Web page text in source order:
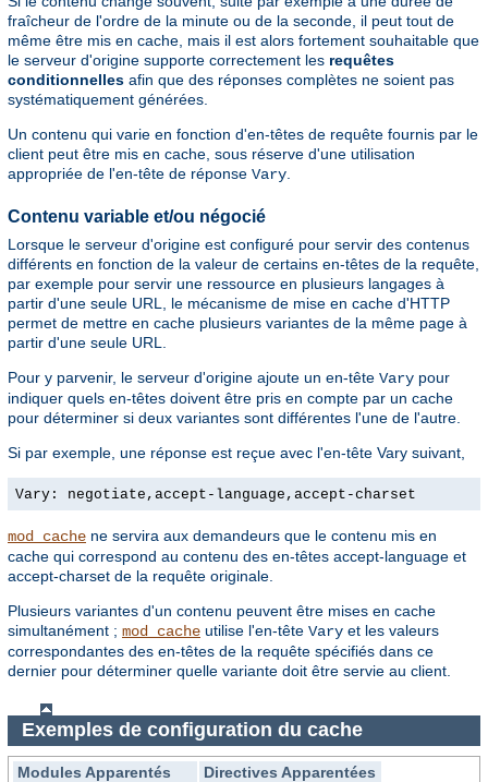
fraîcheur de l'ordre de la minute ou de la seconde, il peut tout de
même être mis en cache, mais il est alors fortement souhaitable que
le serveur d'origine supporte correctement les requêtes
conditionnelles afin que des réponses complètes ne soient pas
systématiquement générées.
Un contenu qui varie en fonction d'en-têtes de requête fournis par le
client peut être mis en cache, sous réserve d'une utilisation
appropriée de l'en-tête de réponse Vary.
Contenu variable et/ou négocié
Lorsque le serveur d'origine est configuré pour servir des contenus
différents en fonction de la valeur de certains en-têtes de la requête,
par exemple pour servir une ressource en plusieurs langages à
partir d'une seule URL, le mécanisme de mise en cache d'HTTP
permet de mettre en cache plusieurs variantes de la même page à
partir d'une seule URL.
Pour y parvenir, le serveur d'origine ajoute un en-tête Vary pour
indiquer quels en-têtes doivent être pris en compte par un cache
pour déterminer si deux variantes sont différentes l'une de l'autre.
Si par exemple, une réponse est reçue avec l'en-tête Vary suivant,
Vary: negotiate,accept-language,accept-charset
mod_cache ne servira aux demandeurs que le contenu mis en
cache qui correspond au contenu des en-têtes accept-language et
accept-charset de la requête originale.
Plusieurs variantes d'un contenu peuvent être mises en cache
simultanément ; mod_cache utilise l'en-tête Vary et les valeurs
correspondantes des en-têtes de la requête spécifiés dans ce
dernier pour déterminer quelle variante doit être servie au client.
Exemples de configuration du cache
Modules Apparentés
Directives Apparentées